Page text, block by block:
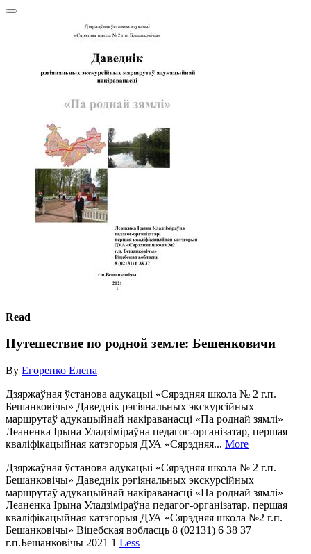
Read
Путешествие по родной земле: Бешенковичи
By Егоренко Елена
Дзяржаўная ўстанова адукацыі «Сярэдняя школа № 2 г.п.
Бешанковічы» Даведнік рэгіянальных экскурсійных
маршрутаў адукацыйнай накіраванасці «Па роднай зямлі»
Леаненка Ірына Уладзіміраўна педагог-організатар, першая
кваліфікацыйная катэгорыя ДУА «Сярэдняя... More
Дзяржаўная ўстанова адукацыі «Сярэдняя школа № 2 г.п.
Бешанковічы» Даведнік рэгіянальных экскурсійных
маршрутаў адукацыйнай накіраванасці «Па роднай зямлі»
Леаненка Ірына Уладзіміраўна педагог-організатар, першая
кваліфікацыйная катэгорыя ДУА «Сярэдняя школа №2 г.п.
Бешанковічы» Віцебская вобласць 8 (02131) 6 38 37
г.п.Бешанковічы 2021 1 Less